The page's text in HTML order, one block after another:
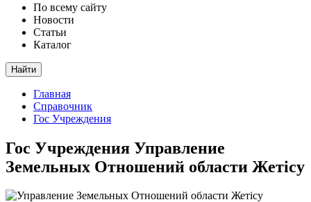
По всему сайту
Новости
Статьи
Каталог
Найти
Главная
Справочник
Гос Учреждения
Гос Учреждения Управление
Земельных Отношений области Жетісу